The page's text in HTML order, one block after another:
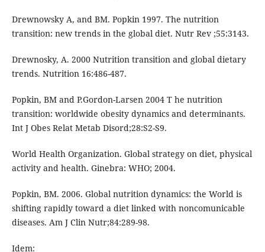
Drewnowsky A, and BM. Popkin 1997. The nutrition
transition: new trends in the global diet. Nutr Rev ;55:3143.
Drewnosky, A. 2000 Nutrition transition and global dietary
trends. Nutrition 16:486-487.
Popkin, BM and P.Gordon-Larsen 2004 T he nutrition
transition: worldwide obesity dynamics and determinants.
Int J Obes Relat Metab Disord;28:S2-S9.
World Health Organization. Global strategy on diet, physical
activity and health. Ginebra: WHO; 2004.
Popkin, BM. 2006. Global nutrition dynamics: the World is
shifting rapidly toward a diet linked with noncomunicable
diseases. Am J Clin Nutr;84:289-98.
Idem: